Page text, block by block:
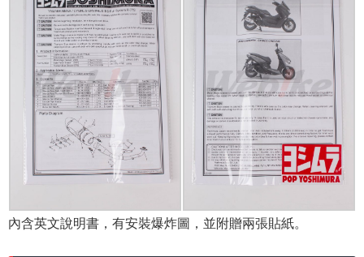
內含英文說明書，有安裝爆炸圖，並附贈兩張貼紙。